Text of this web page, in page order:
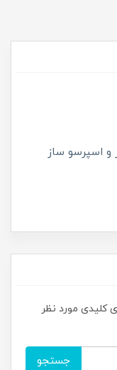
اسپرسو ساز
کلیدی مورد نظر
جستجو